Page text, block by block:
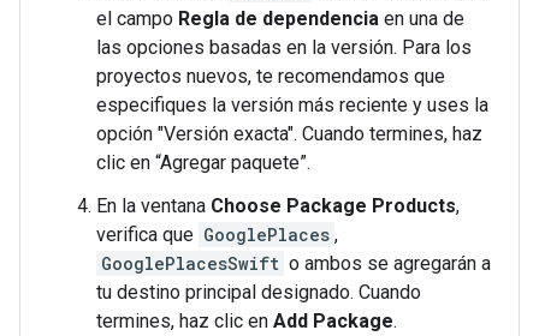
el campo Regla de dependencia en una de
las opciones basadas en la versión. Para los
proyectos nuevos, te recomendamos que
especifiques la versión más reciente y uses la
opción "Versión exacta". Cuando termines, haz
clic en “Agregar paquete”.
En la ventana Choose Package Products,
verifica que GooglePlaces ,
GooglePlacesSwift o ambos se agregarán a
tu destino principal designado. Cuando
termines, haz clic en Add Package.